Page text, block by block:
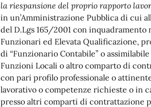
la riespansione del proprio rapporto
in un’Amministrazione Pubblica di cui
del D.Lgs 165/2001 con inquadramento
Funzionari ed Elevata Qualificazione,
di “Funzionario Contabile” o
Funzioni Locali o altro comparto di
con pari profilo professionale o
lavorativo o competenze richieste o in
presso altri comparti di contrattazione